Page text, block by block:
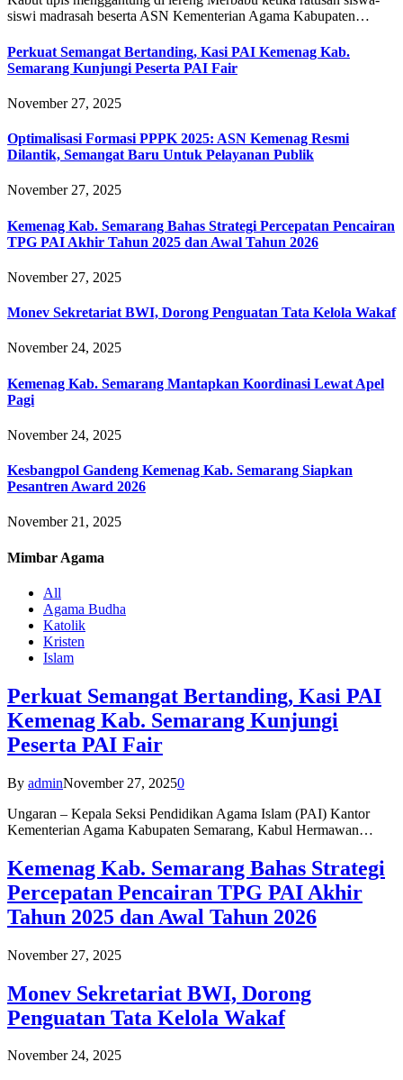
siswi madrasah beserta ASN Kementerian Agama Kabupaten…
Perkuat Semangat Bertanding, Kasi PAI Kemenag Kab.
Semarang Kunjungi Peserta PAI Fair
November 27, 2025
Optimalisasi Formasi PPPK 2025: ASN Kemenag Resmi
Dilantik, Semangat Baru Untuk Pelayanan Publik
November 27, 2025
Kemenag Kab. Semarang Bahas Strategi Percepatan Pencairan
TPG PAI Akhir Tahun 2025 dan Awal Tahun 2026
November 27, 2025
Monev Sekretariat BWI, Dorong Penguatan Tata Kelola Wakaf
November 24, 2025
Kemenag Kab. Semarang Mantapkan Koordinasi Lewat Apel
Pagi
November 24, 2025
Kesbangpol Gandeng Kemenag Kab. Semarang Siapkan
Pesantren Award 2026
November 21, 2025
Mimbar Agama
All
Agama Budha
Katolik
Kristen
Islam
Perkuat Semangat Bertanding, Kasi PAI
Kemenag Kab. Semarang Kunjungi
Peserta PAI Fair
By adminNovember 27, 20250
Ungaran – Kepala Seksi Pendidikan Agama Islam (PAI) Kantor
Kementerian Agama Kabupaten Semarang, Kabul Hermawan…
Kemenag Kab. Semarang Bahas Strategi
Percepatan Pencairan TPG PAI Akhir
Tahun 2025 dan Awal Tahun 2026
November 27, 2025
Monev Sekretariat BWI, Dorong
Penguatan Tata Kelola Wakaf
November 24, 2025